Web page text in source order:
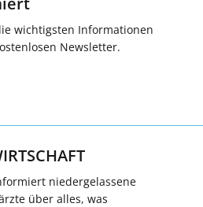
wichtigsten Informationen
Newsletter.
niedergelassene
über alles, was